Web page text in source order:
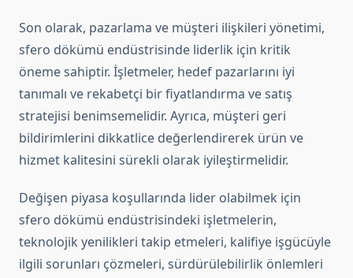
Son olarak, pazarlama ve müşteri ilişkileri yönetimi,
sfero dökümü endüstrisinde liderlik için kritik
öneme sahiptir. İşletmeler, hedef pazarlarını iyi
tanımalı ve rekabetçi bir fiyatlandırma ve satış
stratejisi benimsemelidir. Ayrıca, müşteri geri
bildirimlerini dikkatlice değerlendirerek ürün ve
hizmet kalitesini sürekli olarak iyileştirmelidir.
Değişen piyasa koşullarında lider olabilmek için
sfero dökümü endüstrisindeki işletmelerin,
teknolojik yenilikleri takip etmeleri, kalifiye işgücüyle
ilgili sorunları çözmeleri, sürdürülebilirlik önlemleri